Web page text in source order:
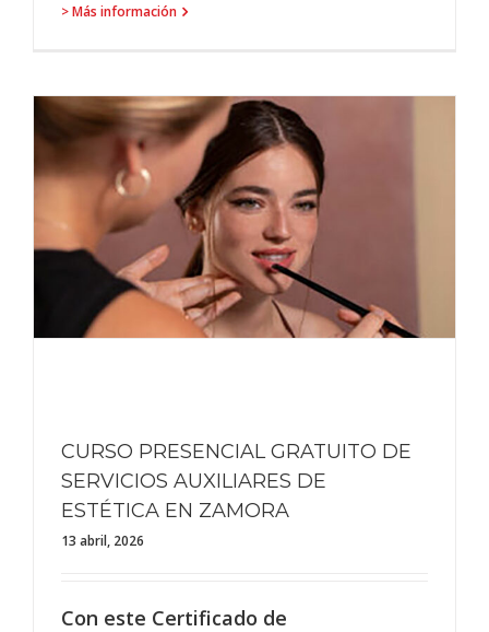
> Más información
CURSO PRESENCIAL GRATUITO DE
SERVICIOS AUXILIARES DE
ESTÉTICA EN ZAMORA
13 abril, 2026
Con este Certificado de